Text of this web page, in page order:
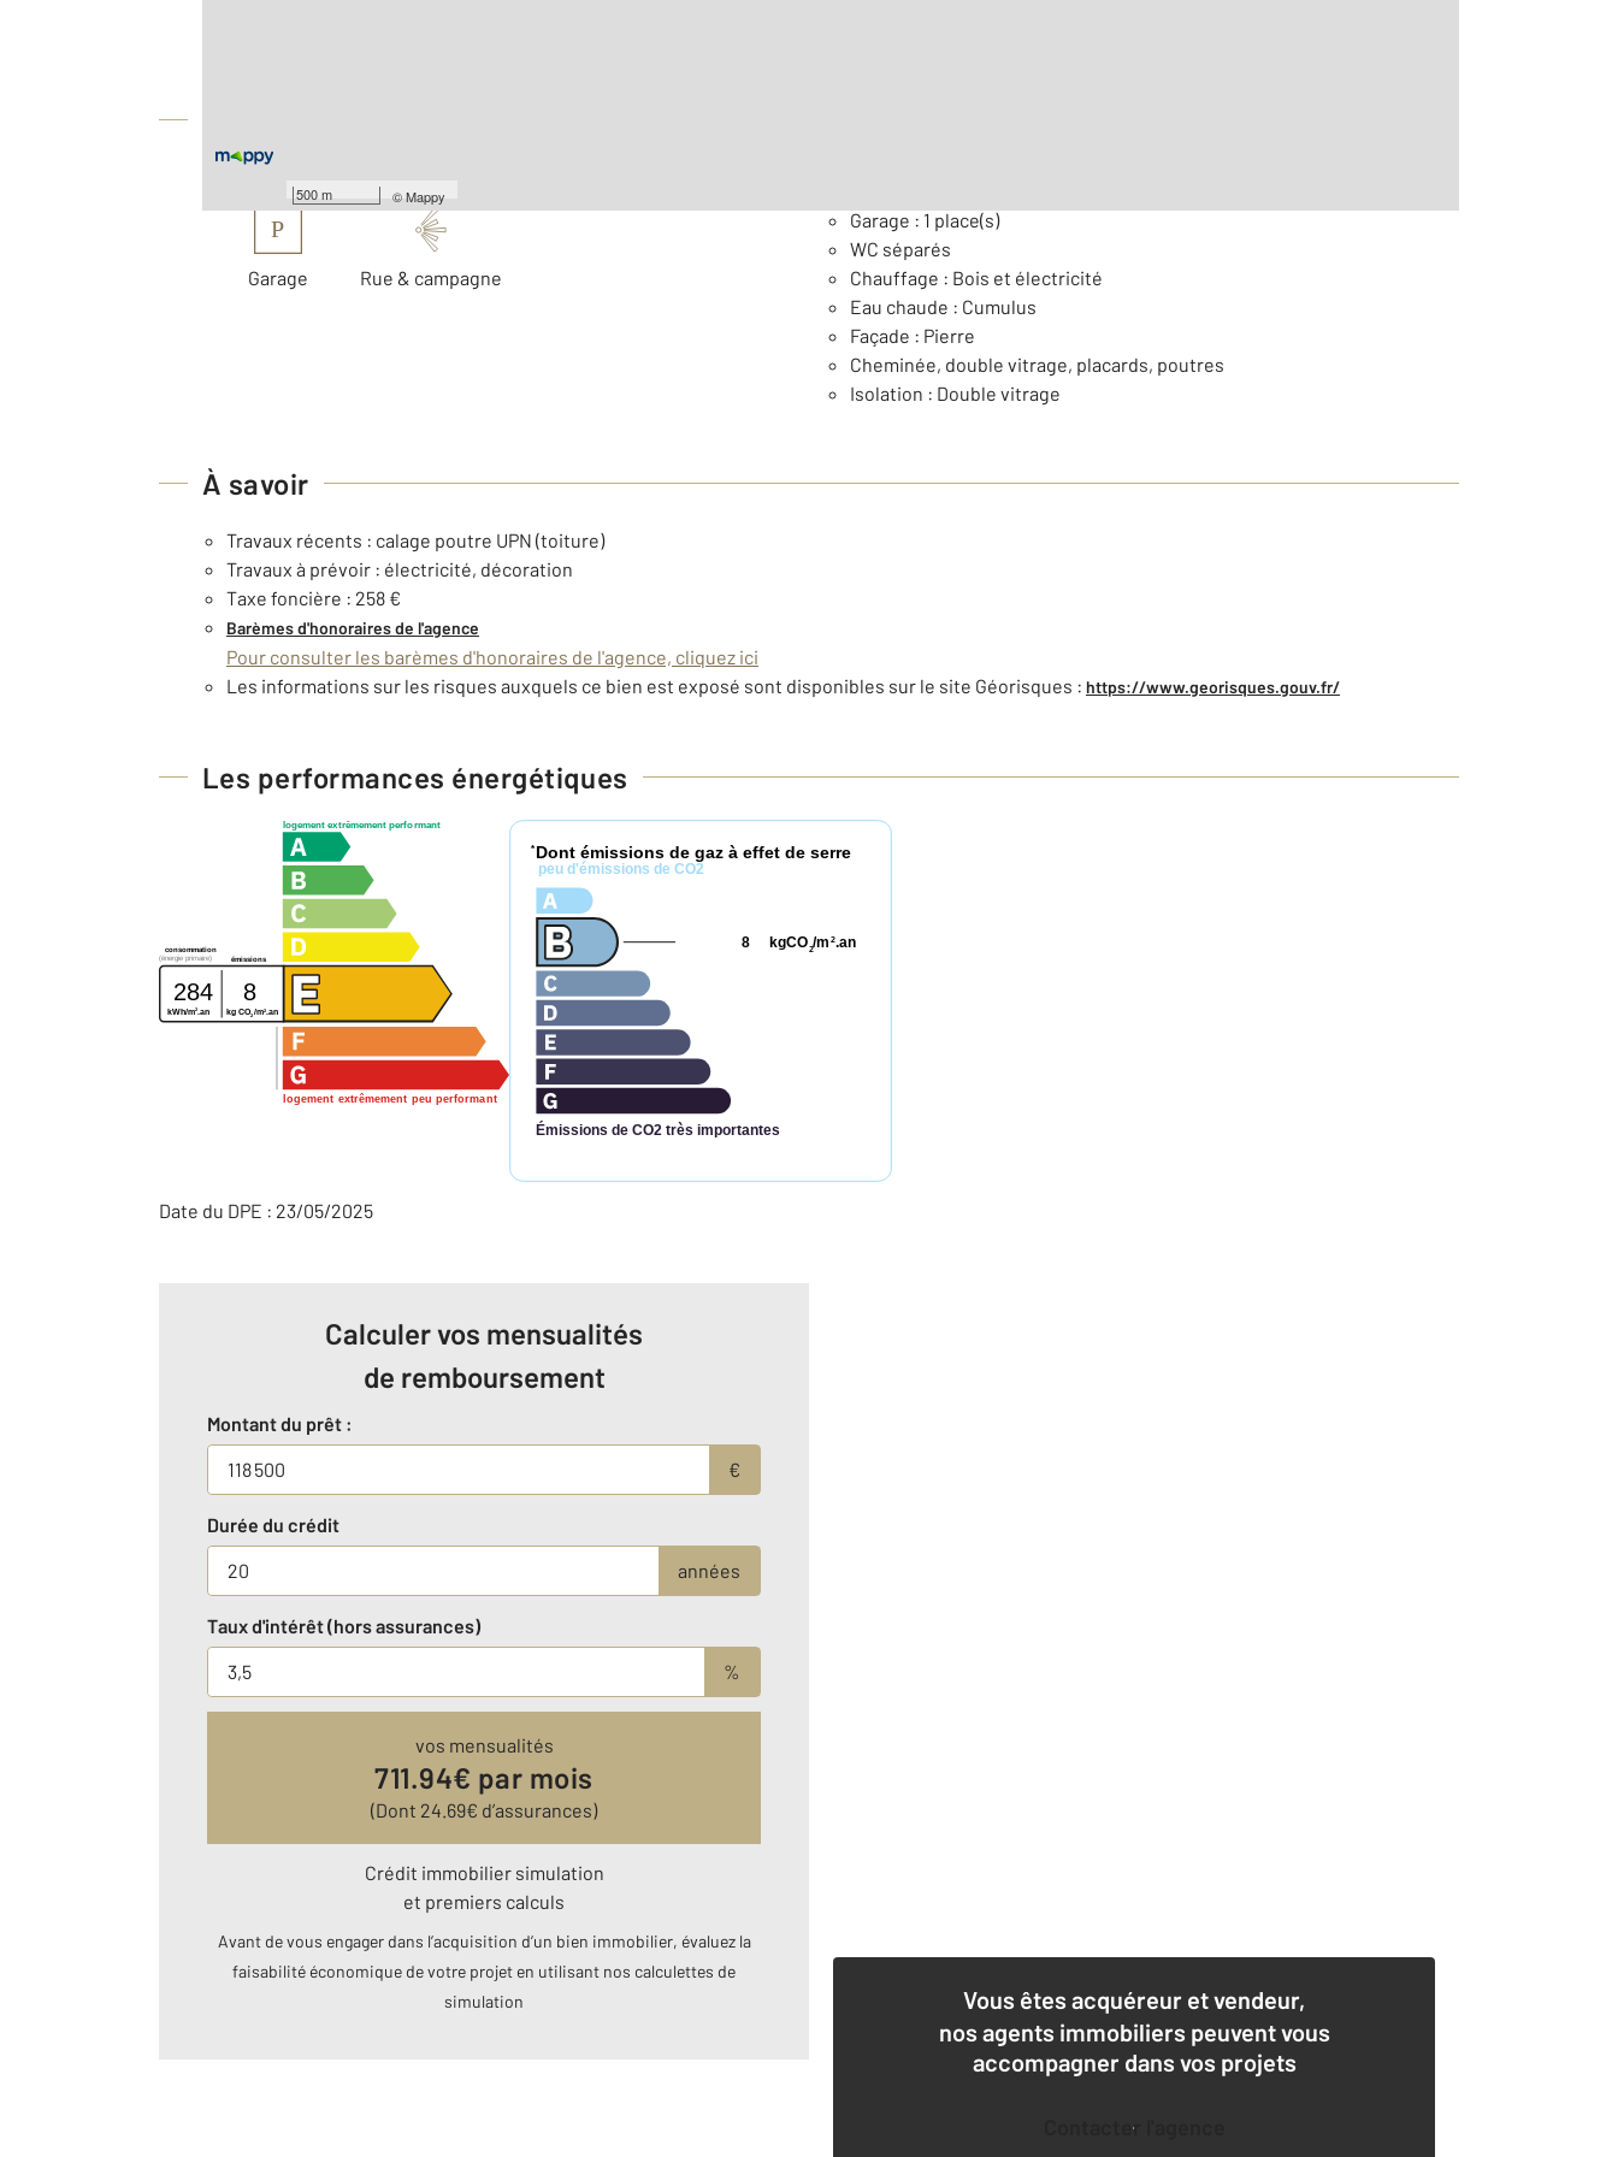
500 m ©Mappy
P
Garage Rue & campagne
Garage : 1 place(s)
WC séparés
Chauffage : Bois et électricité
Eau chaude : Cumulus
Façade : Pierre
Cheminée, double vitrage, placards, poutres
Isolation : Double vitrage
À savoir
Travaux récents : calage poutre UPN (toiture)
Travaux à prévoir : électricité, décoration
Taxe foncière : 258 €
Barèmes d'honoraires de l'agence
Pour consulter les barèmes d'honoraires de l'agence, cliquez ici
Les informations sur les risques auxquels ce bien est exposé sont disponibles sur le site Géorisques : https://www.georisques.gouv.fr/
Les performances énergétiques
logement extrêmement performant
logement extrêmement peu performant
consommation
émissions
(énergie primaire)
284 8
kWh/m2 .an kg CO2/m2 .an
* Dont émissions de gaz à effet de serre
peu d'émissions de CO2
Émissions de CO2 très importantes
kgCO2/m 2.an
8
Date du DPE : 23/05/2025
Calculer vos mensualités
de remboursement
Montant du prêt :
€
Durée du crédit
années
Taux d'intérêt (hors assurances)
%
vos mensualités
711.94€ par mois
(Dont 24.69€ d’assurances)
Crédit immobilier simulation
et premiers calculs
Avant de vous engager dans l’acquisition d’un bien immobilier, évaluez la
faisabilité économique de votre projet en utilisant nos calculettes de
simulation
Vous êtes acquéreur et vendeur,
nos agents immobiliers peuvent vous
accompagner dans vos projets
Contacter l'agence